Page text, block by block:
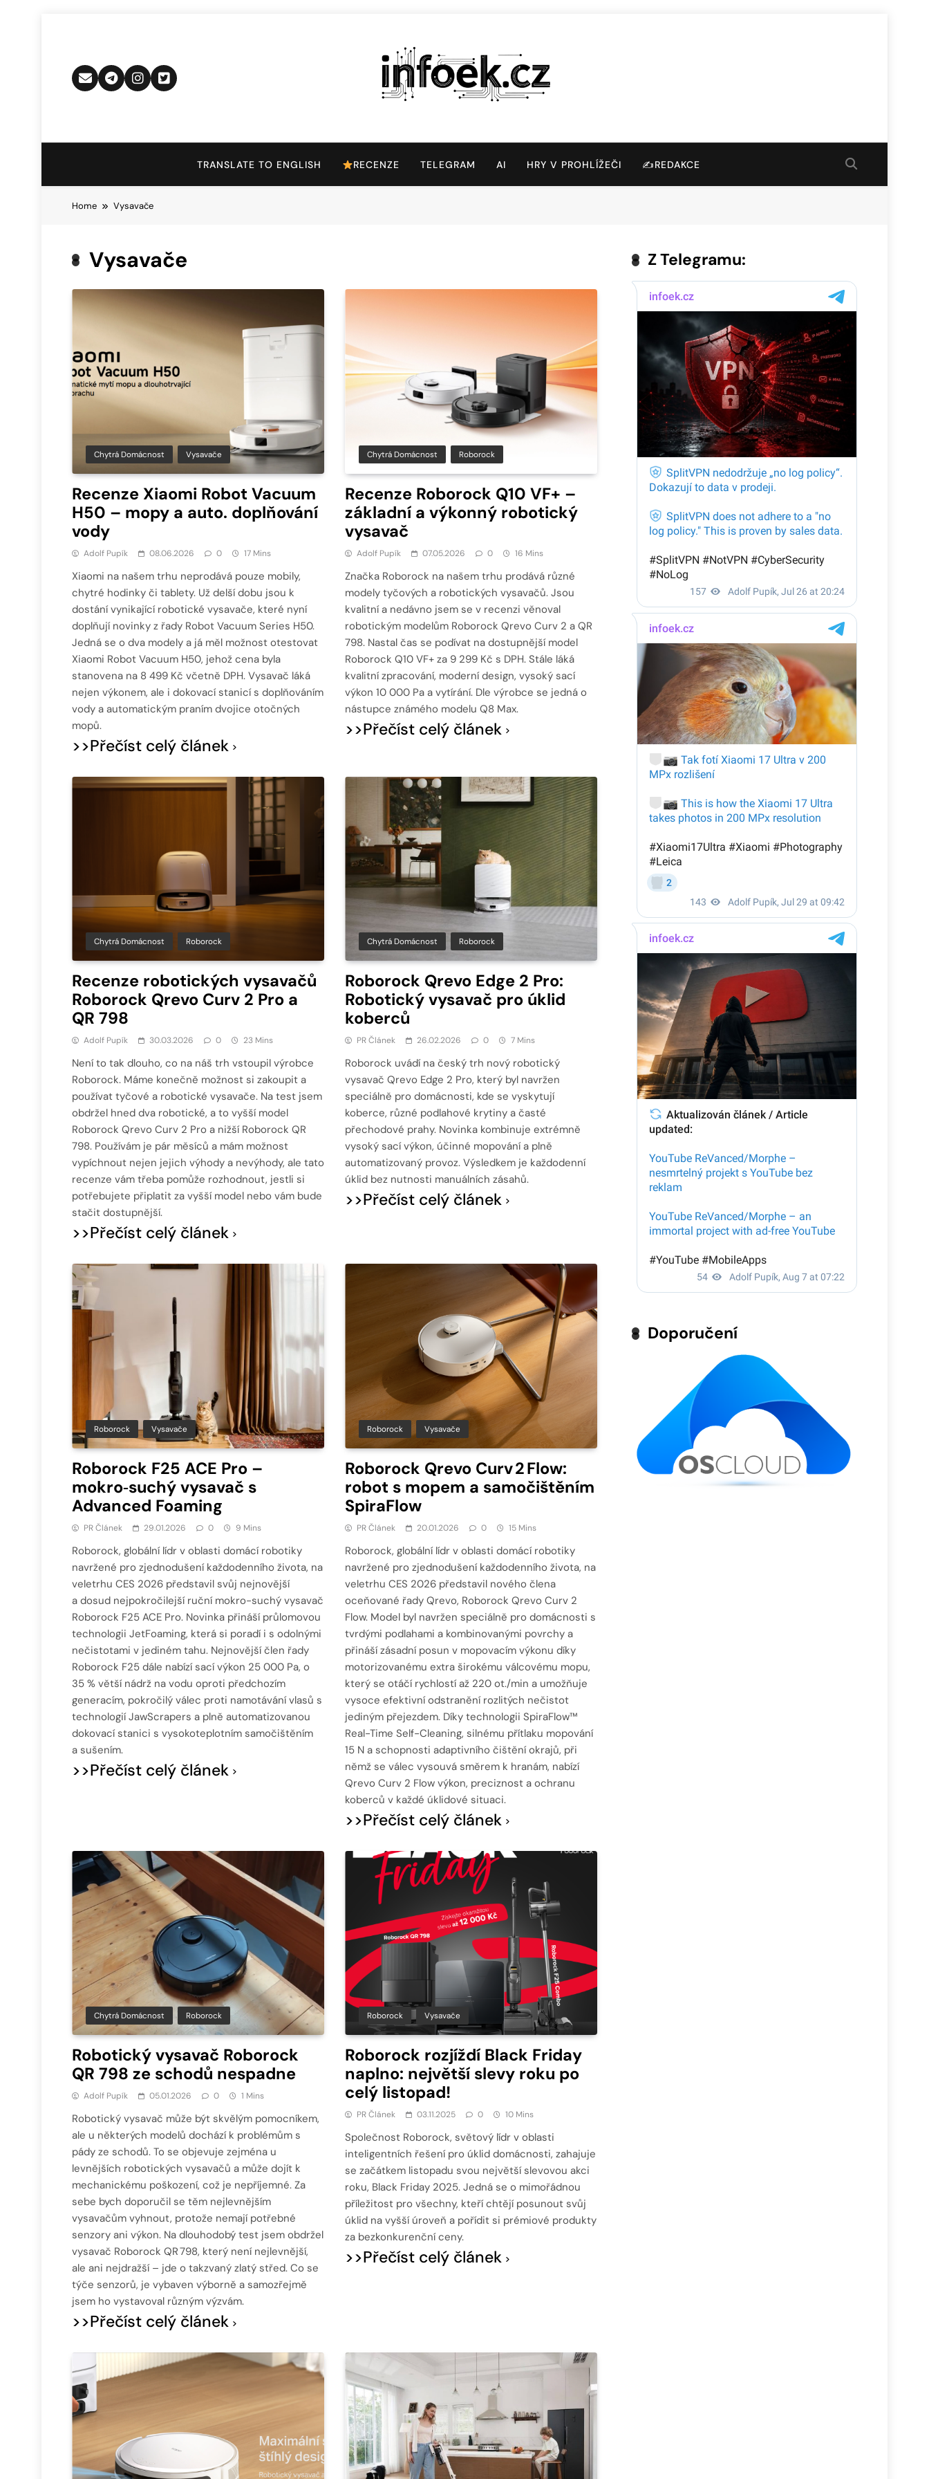
Infoek.cz
TRANSLATE TO ENGLISH RECENZE TELEGRAM AI HRY V PROHLÍŽEČI ✍️REDAKCE
Home Vysavače
Vysavače
Chytrá Domácnost Vysavače
Recenze Xiaomi Robot Vacuum
H50 – mopy a auto. doplňování
vody
Adolf Pupík 08.06.2026 0 17 Mins
Xiaomi na našem trhu neprodává pouze mobily,
chytré hodinky či tablety. Už delší dobu jsou k
dostání vynikající robotické vysavače, které nyní
doplňují novinky z řady Robot Vacuum Series H50.
Jedná se o dva modely a já měl možnost otestovat
Xiaomi Robot Vacuum H50, jehož cena byla
stanovena na 8 499 Kč včetně DPH. Vysavač láká
nejen výkonem, ale i dokovací stanicí s doplňováním
vody a automatickým praním dvojice otočných
mopů.
>>Přečíst celý článek
Chytrá Domácnost Roborock
Recenze Roborock Q10 VF+ –
základní a výkonný robotický
vysavač
Adolf Pupík 07.05.2026 0 16 Mins
Značka Roborock na našem trhu prodává různé
modely tyčových a robotických vysavačů. Jsou
kvalitní a nedávno jsem se v recenzi věnoval
robotickým modelům Roborock Qrevo Curv 2 a QR
798. Nastal čas se podívat na dostupnější model
Roborock Q10 VF+ za 9 299 Kč s DPH. Stále láká
kvalitní zpracování, moderní design, vysoký sací
výkon 10 000 Pa a vytírání. Dle výrobce se jedná o
nástupce známého modelu Q8 Max.
>>Přečíst celý článek
Chytrá Domácnost Roborock
Recenze robotických vysavačů
Roborock Qrevo Curv 2 Pro a
QR 798
Adolf Pupík 30.03.2026 0 23 Mins
Není to tak dlouho, co na náš trh vstoupil výrobce
Roborock. Máme konečně možnost si zakoupit a
používat tyčové a robotické vysavače. Na test jsem
obdržel hned dva robotické, a to vyšší model
Roborock Qrevo Curv 2 Pro a nižší Roborock QR
798. Používám je pár měsíců a mám možnost
vypíchnout nejen jejich výhody a nevýhody, ale tato
recenze vám třeba pomůže rozhodnout, jestli si
potřebujete připlatit za vyšší model nebo vám bude
stačit dostupnější.
>>Přečíst celý článek
Chytrá Domácnost Roborock
Roborock Qrevo Edge 2 Pro:
Robotický vysavač pro úklid
koberců
PR Článek 26.02.2026 0 7 Mins
Roborock uvádí na český trh nový robotický
vysavač Qrevo Edge 2 Pro, který byl navržen
speciálně pro domácnosti, kde se vyskytují
koberce, různé podlahové krytiny a časté
přechodové prahy. Novinka kombinuje extrémně
vysoký sací výkon, účinné mopování a plně
automatizovaný provoz. Výsledkem je každodenní
úklid bez nutnosti manuálních zásahů.
>>Přečíst celý článek
Roborock Vysavače
Roborock F25 ACE Pro –
mokro‑suchý vysavač s
Advanced Foaming
PR Článek 29.01.2026 0 9 Mins
Roborock, globální lídr v oblasti domácí robotiky
navržené pro zjednodušení každodenního života, na
veletrhu CES 2026 představil svůj nejnovější
a dosud nejpokročilejší ruční mokro-suchý vysavač
Roborock F25 ACE Pro. Novinka přináší průlomovou
technologii JetFoaming, která si poradí i s odolnými
nečistotami v jediném tahu. Nejnovější člen řady
Roborock F25 dále nabízí sací výkon 25 000 Pa, o
35 % větší nádrž na vodu oproti předchozím
generacím, pokročilý válec proti namotávání vlasů s
technologií JawScrapers a plně automatizovanou
dokovací stanici s vysokoteplotním samočištěním
a sušením.
>>Přečíst celý článek
Roborock Vysavače
Roborock Qrevo Curv 2 Flow:
robot s mopem a samočištěním
SpiraFlow
PR Článek 20.01.2026 0 15 Mins
Roborock, globální lídr v oblasti domácí robotiky
navržené pro zjednodušení každodenního života, na
veletrhu CES 2026 představil nového člena
oceňované řady Qrevo, Roborock Qrevo Curv 2
Flow. Model byl navržen speciálně pro domácnosti s
tvrdými podlahami a kombinovanými povrchy a
přináší zásadní posun v mopovacím výkonu díky
motorizovanému extra širokému válcovému mopu,
který se otáčí rychlostí až 220 ot./min a umožňuje
vysoce efektivní odstranění rozlitých nečistot
jediným přejezdem. Díky technologii SpiraFlow™
Real-Time Self-Cleaning, silnému přítlaku mopování
15 N a schopnosti adaptivního čištění okrajů, při
němž se válec vysouvá směrem k hranám, nabízí
Qrevo Curv 2 Flow výkon, preciznost a ochranu
koberců v každé úklidové situaci.
>>Přečíst celý článek
Chytrá Domácnost Roborock
Robotický vysavač Roborock
QR 798 ze schodů nespadne
Adolf Pupík 05.01.2026 0 1 Mins
Robotický vysavač může být skvělým pomocníkem,
ale u některých modelů dochází k problémům s
pády ze schodů. To se objevuje zejména u
levnějších robotických vysavačů a může dojít k
mechanickému poškození, což je nepříjemné. Za
sebe bych doporučil se těm nejlevnějším
vysavačům vyhnout, protože nemají potřebné
senzory ani výkon. Na dlouhodobý test jsem obdržel
vysavač Roborock QR 798, který není nejlevnější,
ale ani nejdražší – jde o takzvaný zlatý střed. Co se
týče senzorů, je vybaven výborně a samozřejmě
jsem ho vystavoval různým výzvám.
>>Přečíst celý článek
Roborock Vysavače
Roborock rozjíždí Black Friday
naplno: největší slevy roku po
celý listopad!
PR Článek 03.11.2025 0 10 Mins
Společnost Roborock, světový lídr v oblasti
inteligentních řešení pro úklid domácnosti, zahajuje
se začátkem listopadu svou největší slevovou akci
roku, Black Friday 2025. Jedná se o mimořádnou
příležitost pro všechny, kteří chtějí posunout svůj
úklid na vyšší úroveň a pořídit si prémiové produkty
za bezkonkurenční ceny.
>>Přečíst celý článek
Z Telegramu:
Doporučení